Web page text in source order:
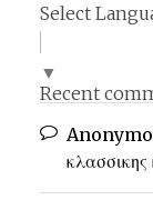
Select
▼
Recent
κλασσικης